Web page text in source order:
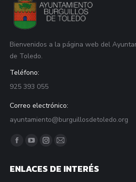
Bienvenidos a la página web del
de Toledo.
Teléfono:
925 393 055
Correo electrónico:
ayuntamiento@burguillosdetoledo.org
Find us on:
Facebook
opens
YouTube
opens
Instagram
opens
Mail
opens
ENLACES DE INTERÉS